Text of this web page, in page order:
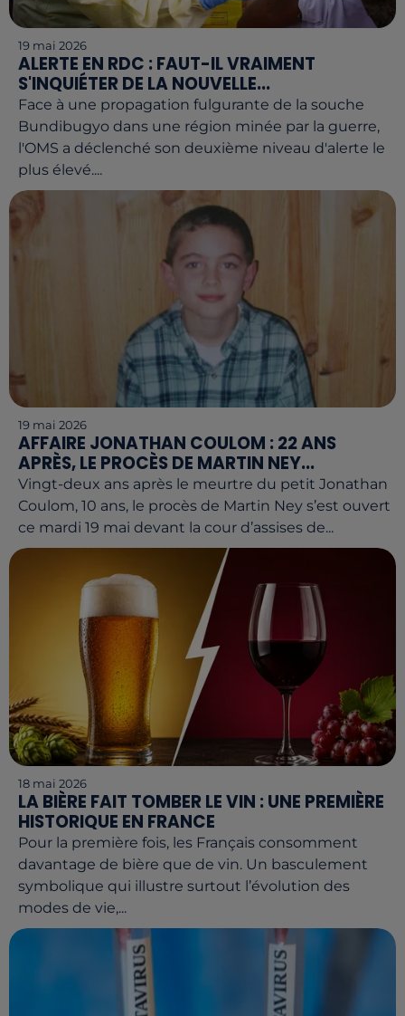
19 mai 2026
ALERTE EN RDC : FAUT-IL VRAIMENT
S'INQUIÉTER DE LA NOUVELLE...
Face à une propagation fulgurante de la souche
Bundibugyo dans une région minée par la guerre,
l'OMS a déclenché son deuxième niveau d'alerte le
plus élevé....
19 mai 2026
AFFAIRE JONATHAN COULOM : 22 ANS
APRÈS, LE PROCÈS DE MARTIN NEY...
Vingt-deux ans après le meurtre du petit Jonathan
Coulom, 10 ans, le procès de Martin Ney s’est ouvert
ce mardi 19 mai devant la cour d’assises de...
18 mai 2026
LA BIÈRE FAIT TOMBER LE VIN : UNE PREMIÈRE
HISTORIQUE EN FRANCE
Pour la première fois, les Français consomment
davantage de bière que de vin. Un basculement
symbolique qui illustre surtout l’évolution des
modes de vie,...